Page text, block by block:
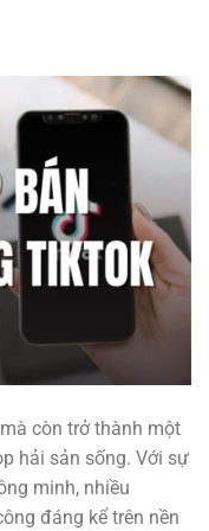
còn trở thành một
hải sản sống. Với sự
minh, nhiều
đáng kể trên nền